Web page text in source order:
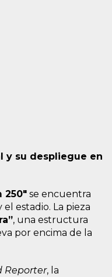
y su despliegue en
250″ se encuentra
el estadio. La pieza
, una estructura
por encima de la
Reporter, la